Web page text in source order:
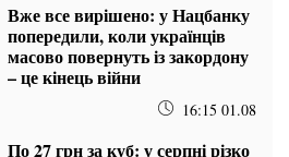
Вже все вирішено: у Нацбанку
попередили, коли українців
масово повернуть із закордону
– це кінець війни
16:15 01.08
По 27 грн за куб: у серпні різко